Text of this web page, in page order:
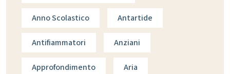
Anno Scolastico Antartide
Antifiammatori Anziani
Approfondimento Aria